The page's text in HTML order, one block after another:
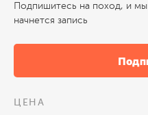
Подпишитесь на поход, и
начнется запись
ЦЕНА